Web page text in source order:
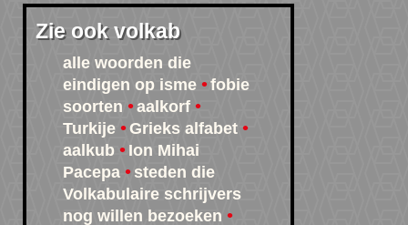
Zie ook volkab
alle woorden die
eindigen op isme
fobie
soorten
aalkorf
Turkije
Grieks alfabet
aalkub
Ion Mihai
Pacepa
steden die
Volkabulaire schrijvers
nog willen bezoeken